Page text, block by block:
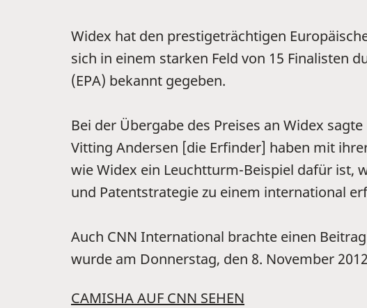
Widex hat den prestigeträchtigen
sich in einem starken Feld von 15 Finalisten
(EPA) bekannt gegeben.
Bei der Übergabe des Preises an Widex
Vitting Andersen [die Erfinder] haben mit
wie Widex ein Leuchtturm-Beispiel dafür ist,
und Patentstrategie zu einem international
Auch CNN International brachte einen
wurde am Donnerstag, den 8. November
CAMISHA AUF CNN SEHEN